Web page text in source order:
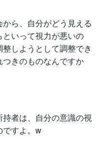
ら、自分がどう見える
いって視力が悪いの
しようとして調整でき
きのものなんですか
者は、自分の意識の視
ですよ。w